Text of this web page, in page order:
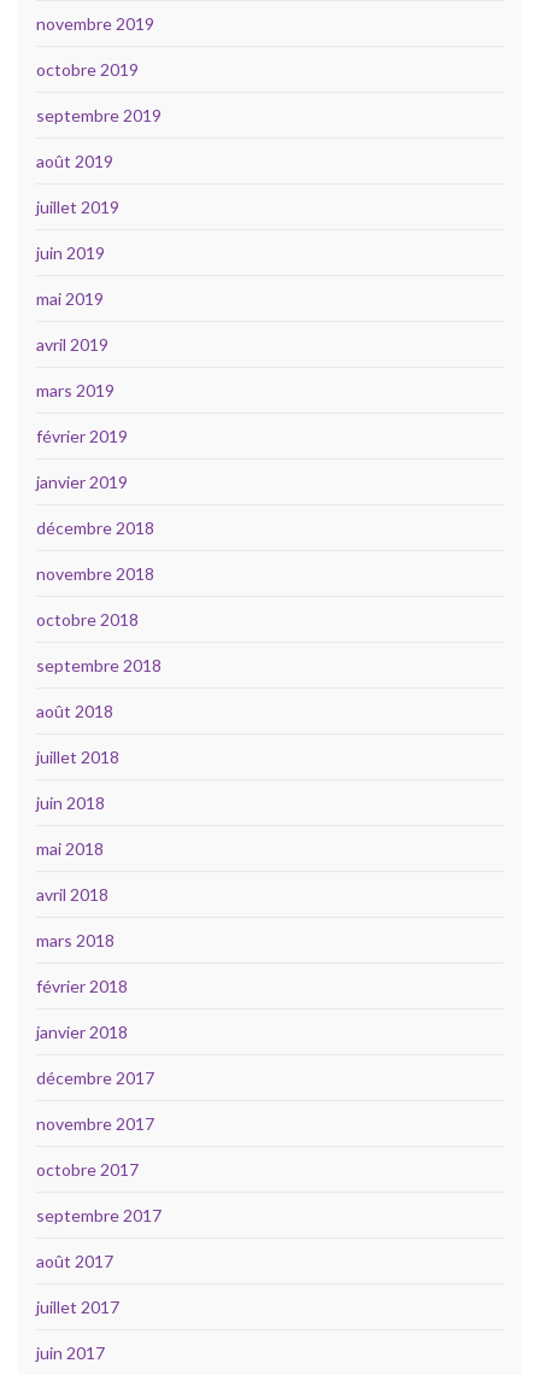
novembre 2019
octobre 2019
septembre 2019
août 2019
juillet 2019
juin 2019
mai 2019
avril 2019
mars 2019
février 2019
janvier 2019
décembre 2018
novembre 2018
octobre 2018
septembre 2018
août 2018
juillet 2018
juin 2018
mai 2018
avril 2018
mars 2018
février 2018
janvier 2018
décembre 2017
novembre 2017
octobre 2017
septembre 2017
août 2017
juillet 2017
juin 2017